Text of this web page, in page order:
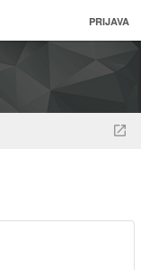
PRIJAVA